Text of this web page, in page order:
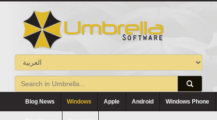
Blog News Windows Apple Android Windows Phone